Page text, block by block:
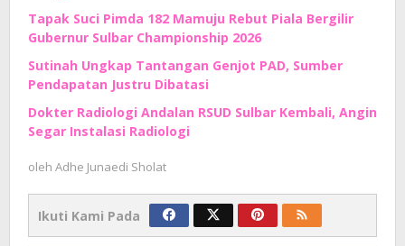
Tapak Suci Pimda 182 Mamuju Rebut Piala Bergilir
Gubernur Sulbar Championship 2026
Sutinah Ungkap Tantangan Genjot PAD, Sumber
Pendapatan Justru Dibatasi
Dokter Radiologi Andalan RSUD Sulbar Kembali, Angin
Segar Instalasi Radiologi
oleh Adhe Junaedi Sholat
Ikuti Kami Pada